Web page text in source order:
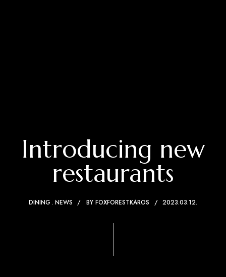
Introducing new
restaurants
DINING NEWS BY FOXFORESTKAROS 2023.03.12.